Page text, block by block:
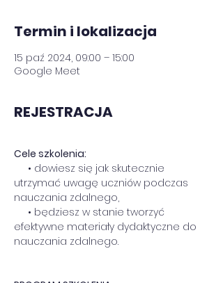
Termin i lokalizacja
15 paź 2024, 09:00 – 15:00
Google Meet
REJESTRACJA
Cele szkolenia:
• dowiesz się jak skutecznie
utrzymać uwagę uczniów podczas
nauczania zdalnego,
• będziesz w stanie tworzyć
efektywne materiały dydaktyczne do
nauczania zdalnego.